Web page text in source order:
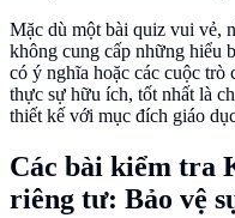
Mặc dù một bài quiz vui vẻ,
không cung cấp những hiểu
có ý nghĩa hoặc các cuộc
thực sự hữu ích, tốt nhất là
thiết kế với mục đích giáo
Các bài kiểm tra
riêng tư: Bảo vệ